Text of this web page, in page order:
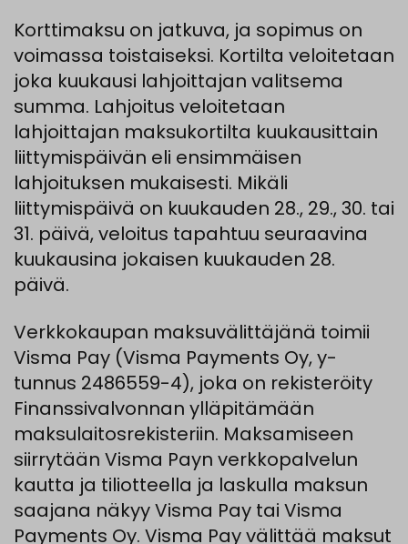
Korttimaksu on jatkuva, ja sopimus on
voimassa toistaiseksi. Kortilta veloitetaan
joka kuukausi lahjoittajan valitsema
summa. Lahjoitus veloitetaan
lahjoittajan maksukortilta kuukausittain
liittymispäivän eli ensimmäisen
lahjoituksen mukaisesti. Mikäli
liittymispäivä on kuukauden 28., 29., 30. tai
31. päivä, veloitus tapahtuu seuraavina
kuukausina jokaisen kuukauden 28.
päivä.
Verkkokaupan maksuvälittäjänä toimii
Visma Pay (Visma Payments Oy, y-
tunnus 2486559-4), joka on rekisteröity
Finanssivalvonnan ylläpitämään
maksulaitosrekisteriin. Maksamiseen
siirrytään Visma Payn verkkopalvelun
kautta ja tiliotteella ja laskulla maksun
saajana näkyy Visma Pay tai Visma
Payments Oy. Visma Pay välittää maksut